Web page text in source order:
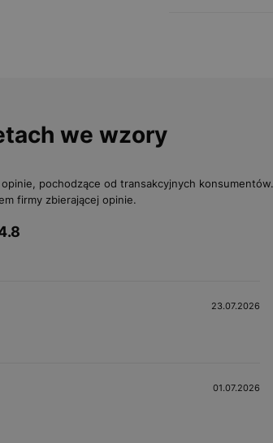
we wzory
pochodzące od transakcyjnych konsumentów.
firmy zbierającej opinie.
23.07.2026
01.07.2026